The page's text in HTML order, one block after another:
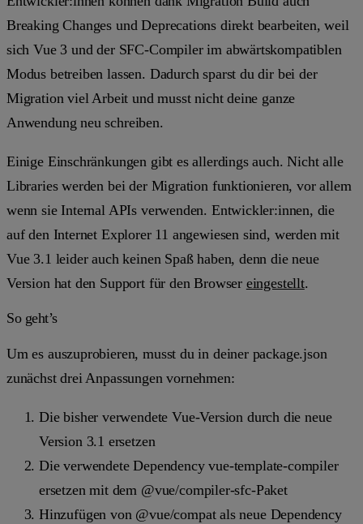
Breaking Changes und Deprecations direkt bearbeiten, weil
sich Vue 3 und der SFC-Compiler im abwärtskompatiblen
Modus betreiben lassen. Dadurch sparst du dir bei der
Migration viel Arbeit und musst nicht deine ganze
Anwendung neu schreiben.
Einige Einschränkungen gibt es allerdings auch. Nicht alle
Libraries werden bei der Migration funktionieren, vor allem
wenn sie Internal APIs verwenden. Entwickler:innen, die
auf den Internet Explorer 11 angewiesen sind, werden mit
Vue 3.1 leider auch keinen Spaß haben, denn die neue
Version hat den Support für den Browser eingestellt.
So geht’s
Um es auszuprobieren, musst du in deiner package.json
zunächst drei Anpassungen vornehmen:
Die bisher verwendete Vue-Version durch die neue
Version 3.1 ersetzen
Die verwendete Dependencyvue-template-compiler
ersetzen mit dem @vue/compiler-sfc-Paket
Hinzufügen von @vue/compatals neue Dependency